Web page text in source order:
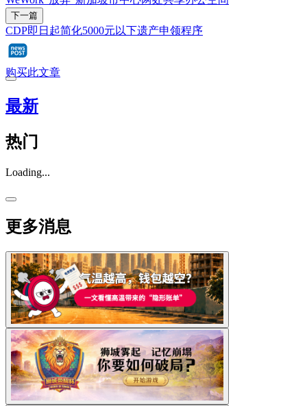
下一篇
CDP即日起简化5000元以下遗产申领程序
购买此文章
最新
热门
Loading...
更多消息